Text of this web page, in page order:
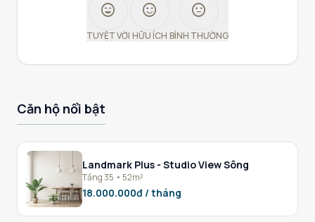
sentiment_very_satisfied
TUYỆT VỜI
sentiment_satisfied
HỮU ÍCH
sentiment_neutral
BÌNH THƯỜNG
Căn hộ nổi bật
Landmark Plus - Studio View Sông
Tầng 35 • 52m²
18.000.000đ / tháng